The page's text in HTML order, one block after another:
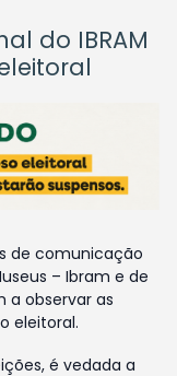
do IBRAM
de comunicação
– Ibram e de
a observar as
eleitoral.
é vedada a